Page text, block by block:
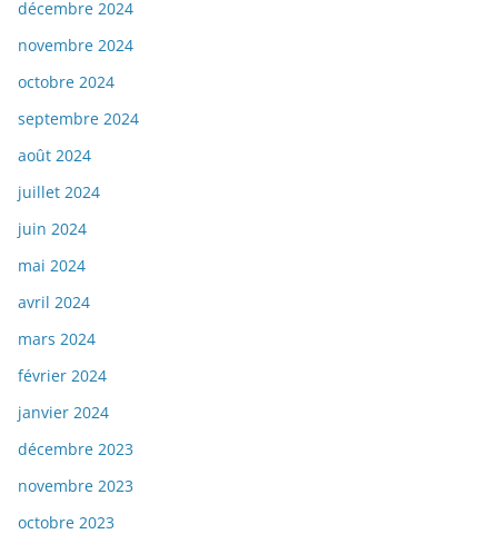
décembre 2024
novembre 2024
octobre 2024
septembre 2024
août 2024
juillet 2024
juin 2024
mai 2024
avril 2024
mars 2024
février 2024
janvier 2024
décembre 2023
novembre 2023
octobre 2023